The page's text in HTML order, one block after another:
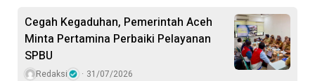
Cegah Kegaduhan, Pemerintah Aceh
Minta Pertamina Perbaiki Pelayanan
SPBU
Redaksi 31/07/2026